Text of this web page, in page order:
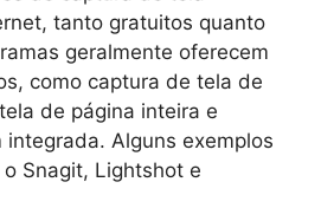
tanto gratuitos quanto
geralmente oferecem
como captura de tela de
de página inteira e
Alguns exemplos
Snagit, Lightshot e